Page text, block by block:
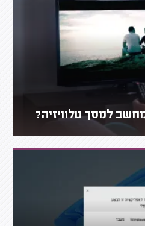
למסך טלוויזיה?